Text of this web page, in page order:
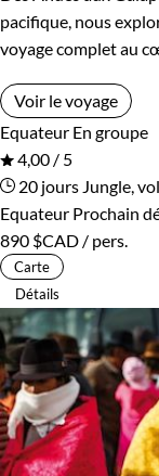
pacifique, nous
voyage complet au
Voir le voyage
Equateur En groupe
4,00 / 5
20 jours Jungle,
Equateur Prochain
890 $CAD / pers.
Carte
Détails